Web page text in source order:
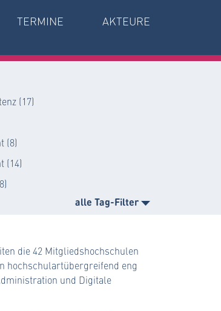
TERMINE AKTEURE
(17)
(8)
(14)
alle Tag-Filter
die 42 Mitgliedshochschulen
hochschulartübergreifend eng
und Digitale